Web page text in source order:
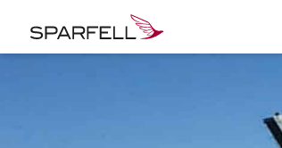
SPARFELL